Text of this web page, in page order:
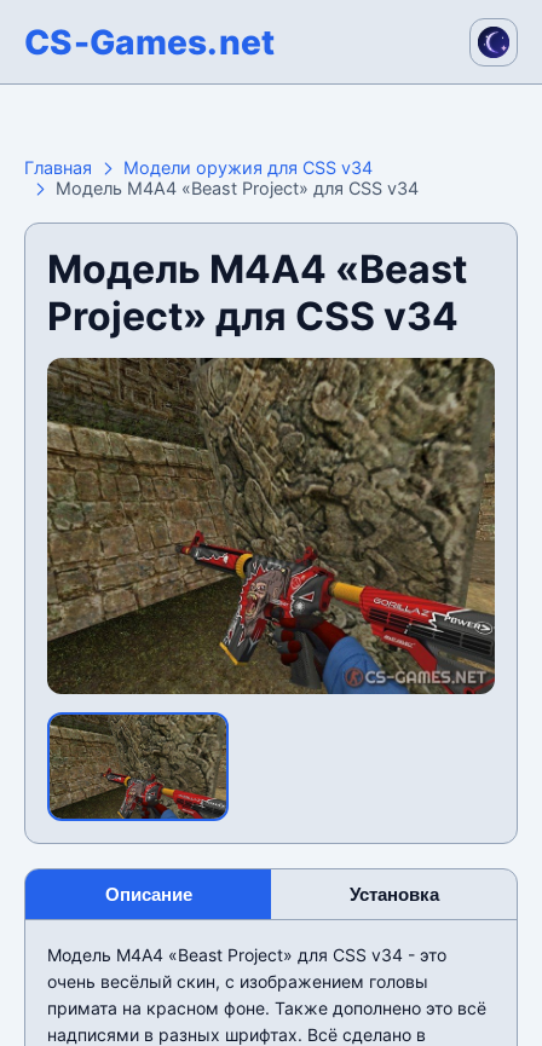
CS-Games.net
Главная
Модели оружия для CSS v34
Модель М4А4 «Beast Project» для CSS v34
Модель М4А4 «Beast
Project» для CSS v34
Описание Установка
Модель М4А4 «Beast Project» для CSS v34 - это
очень весёлый скин, с изображением головы
примата на красном фоне. Также дополнено это всё
надписями в разных шрифтах. Всё сделано в